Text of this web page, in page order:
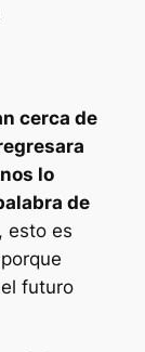
cerca de
lo
de
esto es
futuro